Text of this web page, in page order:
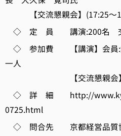
【交流懇親会】(17:25～
◇ 定 員 講演:200名 交
◇ 参加費 【講演】会員:
一人
【交流懇親会】
◇ 詳 細 http://www.kyo-
0725.html
◇ 問合先 京都経営品質協